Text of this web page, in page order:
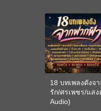
18 บทเพลงดังจ
รัก/ศรเพชร/แสง
Audio)